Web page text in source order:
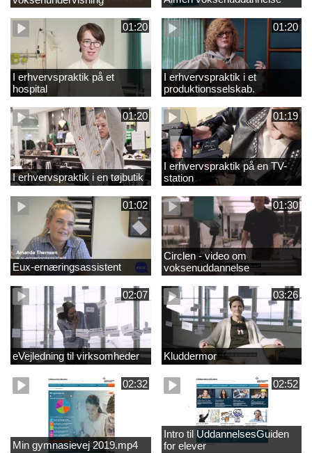
01:20
I erhvervspraktik på et
hospital
01:20
I erhvervspraktik i et
produktionsselskab.
01:20
I erhvervspraktik i en tøjbutik
01:19
I erhvervspraktik på en TV-
station
01:02
Eux-ernæringsassistent
01:30
Circlen - video om
voksenuddannelse
02:07
eVejledning til virksomheder
03:26
Kluddermor
02:32
Min gymnasievej 2019.mp4
02:52
Intro til UddannelsesGuiden
for elever